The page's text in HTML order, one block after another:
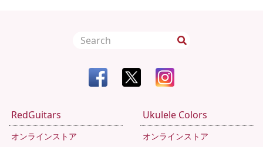
RedGuitars
オンラインストア
Ukulele Colors
オンラインストア